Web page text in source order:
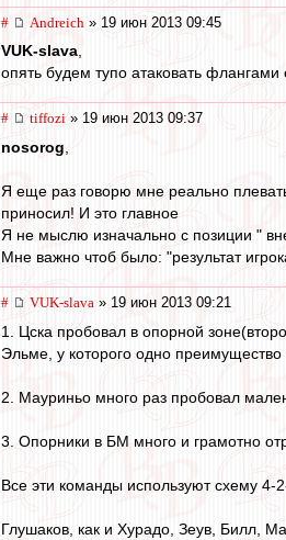
# Andreich » 19 июн 2013 09:45
VUK-slava,
опять будем тупо атаковать
# tiffozi » 19 июн 2013 09:37
nosorog
Я еще раз говорю мне реально
приносил! И это главное
Я не мыслю изначально с позиции "
Мне важно чтоб было: "результат
# VUK-slava » 19 июн 2013 09:21
1. Цска пробовал в опорной
Эльме, у которого одно преимущество
2. Мауриньо много раз пробовал
3. Опорники в БМ много и грамотно
Все эти команды используют схему 4-
Глушаков, как и Хурадо, Зеув, Билл,